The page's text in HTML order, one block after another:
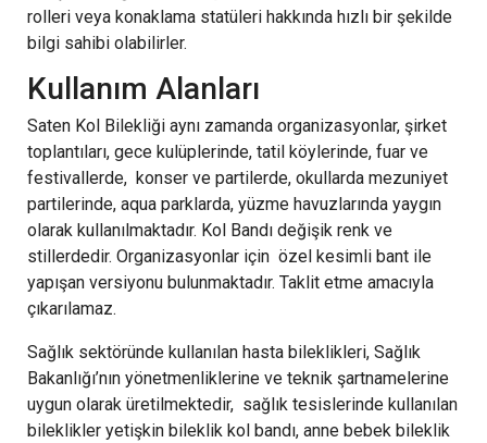
rolleri veya konaklama statüleri hakkında hızlı bir şekilde
bilgi sahibi olabilirler.
Kullanım Alanları
Saten Kol Bilekliği aynı zamanda organizasyonlar, şirket
toplantıları, gece kulüplerinde, tatil köylerinde, fuar ve
festivallerde, konser ve partilerde, okullarda mezuniyet
partilerinde, aqua parklarda, yüzme havuzlarında yaygın
olarak kullanılmaktadır. Kol Bandı değişik renk ve
stillerdedir. Organizasyonlar için özel kesimli bant ile
yapışan versiyonu bulunmaktadır. Taklit etme amacıyla
çıkarılamaz.
Sağlık sektöründe kullanılan hasta bileklikleri, Sağlık
Bakanlığı’nın yönetmenliklerine ve teknik şartnamelerine
uygun olarak üretilmektedir, sağlık tesislerinde kullanılan
bileklikler yetişkin bileklik kol bandı, anne bebek bileklik